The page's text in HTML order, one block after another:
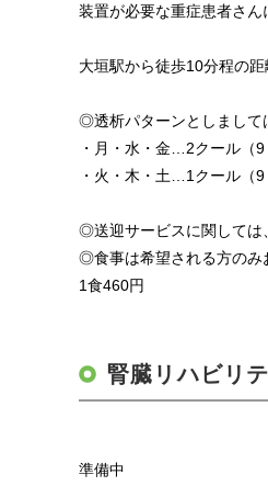
装置が必要な重症患者さん
大垣駅から徒歩10分程の
◎透析パターンとしまして
・月・水・金…2クール（9
・火・木・土…1クール（9
◎送迎サービスに関しては
◎食事は希望される方のみ
1食460円
腎臓リハビリ
準備中